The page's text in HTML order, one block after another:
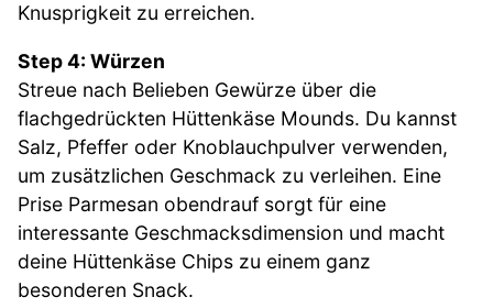
Knusprigkeit zu erreichen.
Step 4: Würzen
Streue nach Belieben Gewürze über die
flachgedrückten Hüttenkäse Mounds. Du kannst
Salz, Pfeffer oder Knoblauchpulver verwenden,
um zusätzlichen Geschmack zu verleihen. Eine
Prise Parmesan obendrauf sorgt für eine
interessante Geschmacksdimension und macht
deine Hüttenkäse Chips zu einem ganz
besonderen Snack.